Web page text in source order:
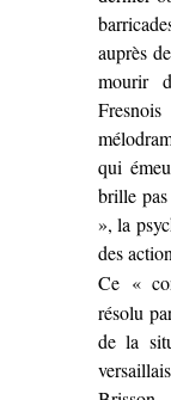
auprès
mourir
qui
brille
», la
des
Ce «
résolu
de la